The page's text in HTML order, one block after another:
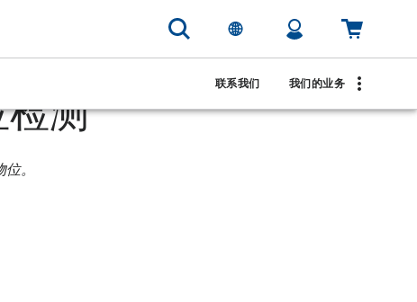
联系我们 我们的业务
测
。